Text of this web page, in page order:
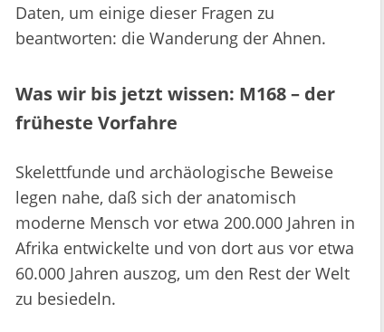
Daten, um einige dieser Fragen zu
beantworten: die Wanderung der Ahnen.
Was wir bis jetzt wissen: M168 – der
früheste Vorfahre
Skelettfunde und archäologische Beweise
legen nahe, daß sich der anatomisch
moderne Mensch vor etwa 200.000 Jahren in
Afrika entwickelte und von dort aus vor etwa
60.000 Jahren auszog, um den Rest der Welt
zu besiedeln.